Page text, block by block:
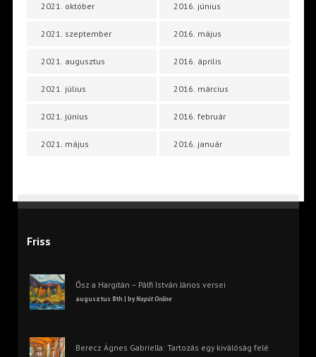
2021. október
2021. szeptember
2021. augusztus
2021. július
2021. június
2021. május
2016. június
2016. május
2016. április
2016. március
2016. február
2016. január
Friss
Ősz a Hargitán – Pálfi István János versei
augusztus 8th | byNapút Online
Berecz Ágnes Gabriella: Tartozás egy kiválóság felé